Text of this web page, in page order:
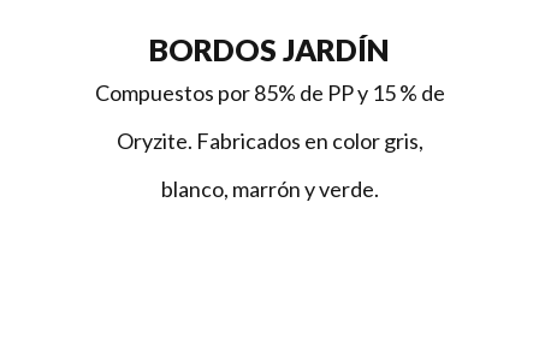
BORDOS JARDÍN
Compuestos por 85% de PP y 15 % de
Oryzite. Fabricados en color gris,
blanco, marrón y verde.